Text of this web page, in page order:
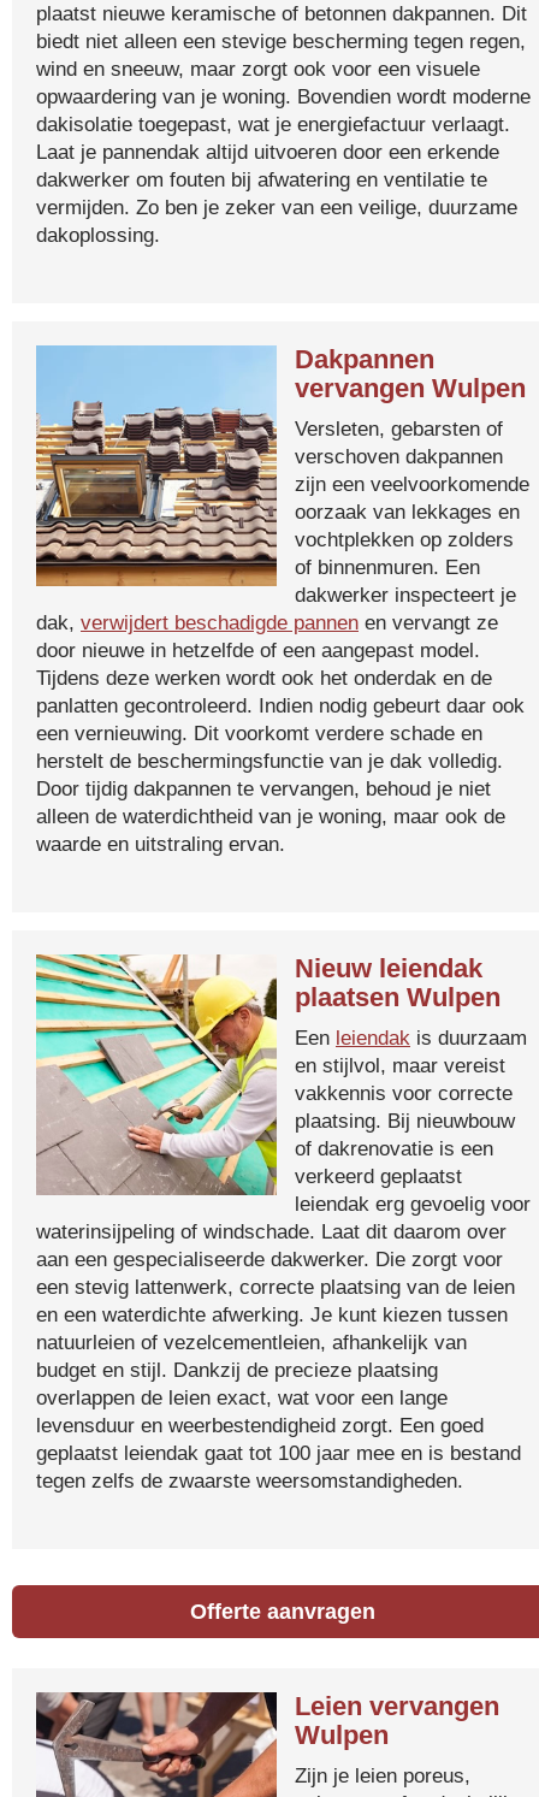
plaatst nieuwe keramische of betonnen dakpannen. Dit
biedt niet alleen een stevige bescherming tegen regen,
wind en sneeuw, maar zorgt ook voor een visuele
opwaardering van je woning. Bovendien wordt moderne
dakisolatie toegepast, wat je energiefactuur verlaagt.
Laat je pannendak altijd uitvoeren door een erkende
dakwerker om fouten bij afwatering en ventilatie te
vermijden. Zo ben je zeker van een veilige, duurzame
dakoplossing.
Dakpannen
vervangen Wulpen
Versleten, gebarsten of
verschoven dakpannen
zijn een veelvoorkomende
oorzaak van lekkages en
vochtplekken op zolders
of binnenmuren. Een
dakwerker inspecteert je
dak, verwijdert beschadigde pannen en vervangt ze
door nieuwe in hetzelfde of een aangepast model.
Tijdens deze werken wordt ook het onderdak en de
panlatten gecontroleerd. Indien nodig gebeurt daar ook
een vernieuwing. Dit voorkomt verdere schade en
herstelt de beschermingsfunctie van je dak volledig.
Door tijdig dakpannen te vervangen, behoud je niet
alleen de waterdichtheid van je woning, maar ook de
waarde en uitstraling ervan.
Nieuw leiendak
plaatsen Wulpen
Een leiendak is duurzaam
en stijlvol, maar vereist
vakkennis voor correcte
plaatsing. Bij nieuwbouw
of dakrenovatie is een
verkeerd geplaatst
leiendak erg gevoelig voor
waterinsijpeling of windschade. Laat dit daarom over
aan een gespecialiseerde dakwerker. Die zorgt voor
een stevig lattenwerk, correcte plaatsing van de leien
en een waterdichte afwerking. Je kunt kiezen tussen
natuurleien of vezelcementleien, afhankelijk van
budget en stijl. Dankzij de precieze plaatsing
overlappen de leien exact, wat voor een lange
levensduur en weerbestendigheid zorgt. Een goed
geplaatst leiendak gaat tot 100 jaar mee en is bestand
tegen zelfs de zwaarste weersomstandigheden.
Offerte aanvragen
Leien vervangen
Wulpen
Zijn je leien poreus,